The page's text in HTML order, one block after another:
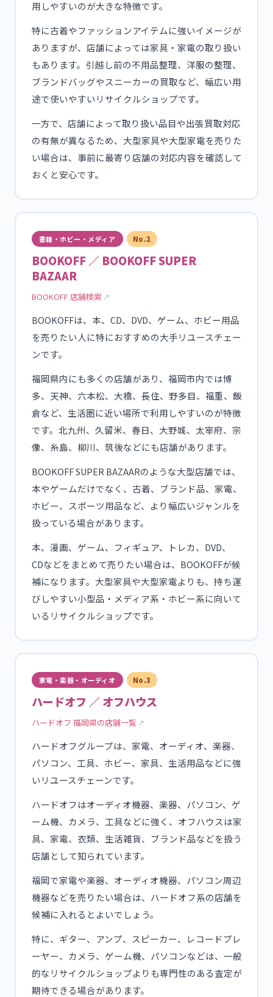
用しやすいのが大きな特徴です。
特に古着やファッションアイテムに強いイメージが
ありますが、店舗によっては家具・家電の取り扱い
もあります。引越し前の不用品整理、洋服の整理、
ブランドバッグやスニーカーの買取など、幅広い用
途で使いやすいリサイクルショップです。
一方で、店舗によって取り扱い品目や出張買取対応
の有無が異なるため、大型家具や大型家電を売りた
い場合は、事前に最寄り店舗の対応内容を確認して
おくと安心です。
書籍・ホビー・メディア No.2
BOOKOFF ／ BOOKOFF SUPER
BAZAAR
BOOKOFF 店舗検索
BOOKOFFは、本、CD、DVD、ゲーム、ホビー用品
を売りたい人に特におすすめの大手リユースチェー
ンです。
福岡県内にも多くの店舗があり、福岡市内では博
多、天神、六本松、大橋、長住、野多目、福重、飯
倉など、生活圏に近い場所で利用しやすいのが特徴
です。北九州、久留米、春日、大野城、太宰府、宗
像、糸島、柳川、筑後などにも店舗があります。
BOOKOFF SUPER BAZAARのような大型店舗では、
本やゲームだけでなく、古着、ブランド品、家電、
ホビー、スポーツ用品など、より幅広いジャンルを
扱っている場合があります。
本、漫画、ゲーム、フィギュア、トレカ、DVD、
CDなどをまとめて売りたい場合は、BOOKOFFが候
補になります。大型家具や大型家電よりも、持ち運
びしやすい小型品・メディア系・ホビー系に向いて
いるリサイクルショップです。
家電・楽器・オーディオ No.3
ハードオフ ／ オフハウス
ハードオフ 福岡県の店舗一覧
ハードオフグループは、家電、オーディオ、楽器、
パソコン、工具、ホビー、家具、生活用品などに強
いリユースチェーンです。
ハードオフはオーディオ機器、楽器、パソコン、ゲ
ーム機、カメラ、工具などに強く、オフハウスは家
具、家電、衣類、生活雑貨、ブランド品などを扱う
店舗として知られています。
福岡で家電や楽器、オーディオ機器、パソコン周辺
機器などを売りたい場合は、ハードオフ系の店舗を
候補に入れるとよいでしょう。
特に、ギター、アンプ、スピーカー、レコードプレ
ーヤー、カメラ、ゲーム機、パソコンなどは、一般
的なリサイクルショップよりも専門性のある査定が
期待できる場合があります。